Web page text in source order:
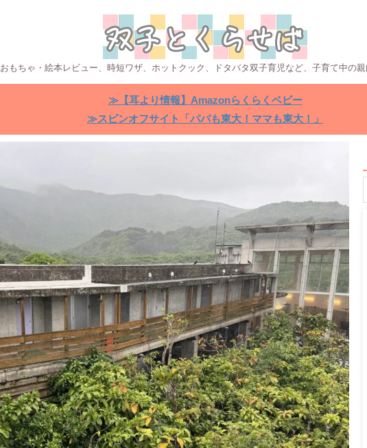
おもちゃ・絵本レビュー、時短ワザ、ホットクック、ドタバタ双子育児など、子育て中の
≫【耳より情報】Amazonらくらくベビー
≫スピンオフサイト「パパも東大！ママも東大！」